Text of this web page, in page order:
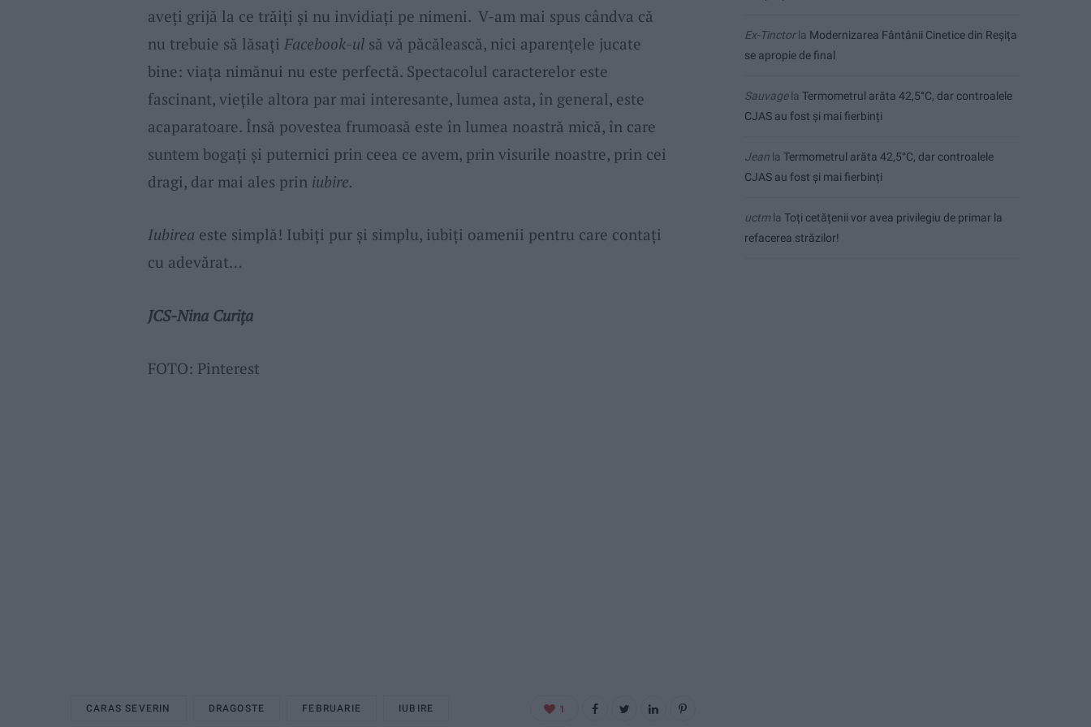
aveți grijă la ce trăiți și nu invidiați pe nimeni. V-am mai spus cândva că
nu trebuie să lăsați Facebook-ulsă vă păcălească, nici aparențele jucate
bine: viața nimănui nu este perfectă. Spectacolul caracterelor este
fascinant, viețile altora par mai interesante, lumea asta, în general, este
acaparatoare. Însă povestea frumoasă este în lumea noastră mică, în care
suntem bogați și puternici prin ceea ce avem, prin visurile noastre, prin cei
dragi, dar mai ales prin iubire.
Iubirea este simplă! Iubiți pur și simplu, iubiți oamenii pentru care contați
cu adevărat…
JCS-Nina Curița
FOTO: Pinterest
CARAS SEVERIN DRAGOSTE FEBRUARIE IUBIRE 1
Ex-Tinctorla Modernizarea Fântânii Cinetice din Reșița
se apropie de final
Sauvagela Termometrul arăta 42,5°C, dar controalele
CJAS au fost și mai fierbinți
Jean la Termometrul arăta 42,5°C, dar controalele
CJAS au fost și mai fierbinți
uctmla Toți cetățenii vor avea privilegiu de primar la
refacerea străzilor!